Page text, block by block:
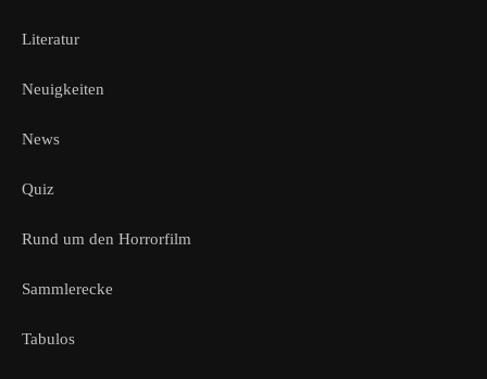
Literatur
Neuigkeiten
News
Quiz
Rund um den Horrorfilm
Sammlerecke
Tabulos